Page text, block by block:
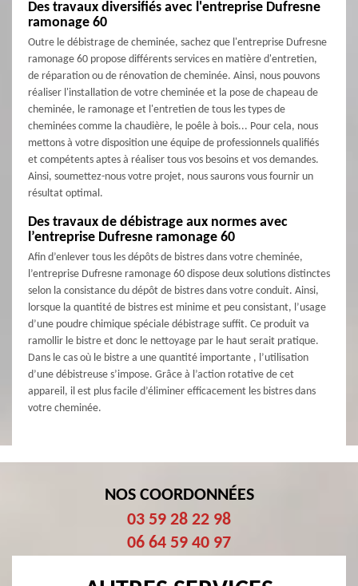
Des travaux diversifiés avec l'entreprise Dufresne
ramonage 60
Outre le débistrage de cheminée, sachez que l'entreprise Dufresne
ramonage 60 propose différents services en matière d'entretien,
de réparation ou de rénovation de cheminée. Ainsi, nous pouvons
réaliser l'installation de votre cheminée et la pose de chapeau de
cheminée, le ramonage et l'entretien de tous les types de
cheminées comme la chaudière, le poêle à bois... Pour cela, nous
mettons à votre disposition une équipe de professionnels qualifiés
et compétents aptes à réaliser tous vos besoins et vos demandes.
Ainsi, soumettez-nous votre projet, nous saurons vous fournir un
résultat optimal.
Des travaux de débistrage aux normes avec
l’entreprise Dufresne ramonage 60
Afin d’enlever tous les dépôts de bistres dans votre cheminée,
l’entreprise Dufresne ramonage 60 dispose deux solutions distinctes
selon la consistance du dépôt de bistres dans votre conduit. Ainsi,
lorsque la quantité de bistres est minime et peu consistant, l’usage
d’une poudre chimique spéciale débistrage suffit. Ce produit va
ramollir le bistre et donc le nettoyage par le haut serait pratique.
Dans le cas où le bistre a une quantité importante , l’utilisation
d’une débistreuse s’impose. Grâce à l’action rotative de cet
appareil, il est plus facile d’éliminer efficacement les bistres dans
votre cheminée.
NOS COORDONNÉES
03 59 28 22 98
06 64 59 40 97